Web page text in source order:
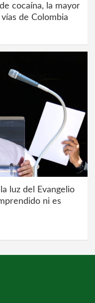
cocaína, la mayor
de Colombia
luz del Evangelio
ni es